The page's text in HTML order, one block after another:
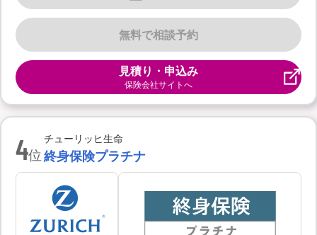
無料で相談予約
見積り・申込み
保険会社サイトへ
4位
チューリッヒ生命
終身保険プラチナ